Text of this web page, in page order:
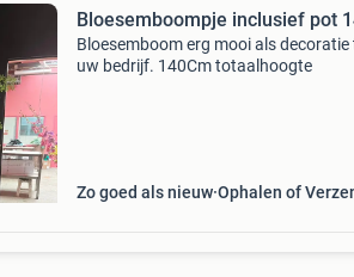
Bloesemboompje inclusief pot
Bloesemboom erg mooi als
uw bedrijf. 140Cm totaalhoogte
Zo goed als nieuw Ophalen of